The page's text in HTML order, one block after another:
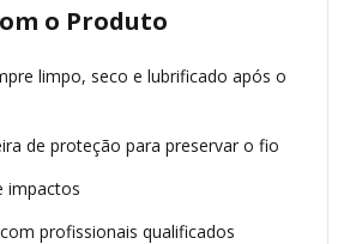
o Produto
limpo, seco e lubrificado após o
de proteção para preservar o fio
impactos
profissionais qualificados